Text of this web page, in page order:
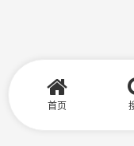
首页